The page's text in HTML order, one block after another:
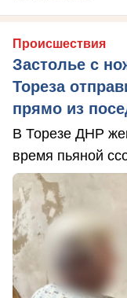
Происшествия
Застолье с
Тореза
прямо из
В Торезе ДНР
время пьяной